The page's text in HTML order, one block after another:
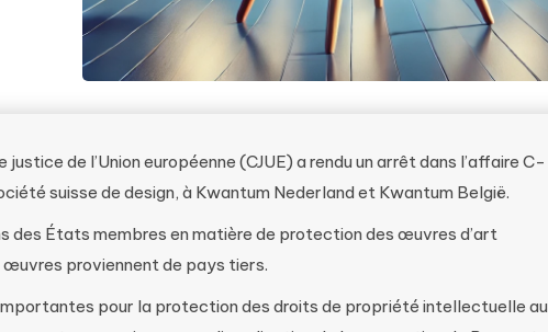
de l’Union européenne (CJUE) a rendu un arrêt dans l’affaire C-
suisse de design, à Kwantum Nederland et Kwantum België.
des États membres en matière de protection des œuvres d’art
proviennent de pays tiers.
pour la protection des droits de propriété intellectuelle au